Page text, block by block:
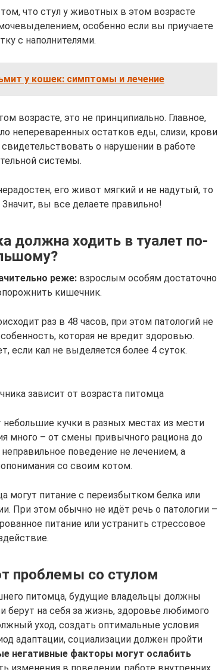
что стул у животных в этом возрасте
особенно если вы приучаете
с наполнителями.
у кошек: симптомы и лечение
возрасте, это не принципиально. Главное,
непереваренных остатков еды, слизи, крови
о нарушении в работе
системы.
его живот мягкий и не надутый, то
вы все делаете правильно!
должна ходить в туалет по-
реже:взрослым особям достаточно
кишечник.
раз в 48 часов, при этом патологий не
которая не вредит здоровью.
если кал не выделяется более 4 суток.
зависит от возраста питомца
кучки в разных местах из мести
много – от смены привычного рациона до
поведение не лечением, а
со своим котом.
могут питание с переизбытком белка или
При этом обычно не идёт речь о патологии –
питание или устранить стрессовое
проблемы со стулом
питомца, будущие владельцы должны
берут на себя за жизнь, здоровье любимого
уход, создать оптимальные условия
адаптации, социализации должен пройти
негативные факторы могут ослабить